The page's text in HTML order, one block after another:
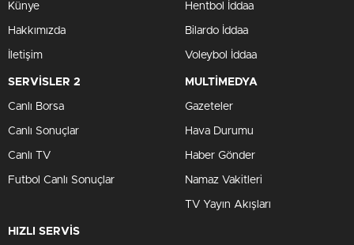
Künye
Hakkımızda
İletişim
Hentbol İddaa
Bilardo İddaa
Voleybol İddaa
SERVİSLER 2
Canlı Borsa
Canlı Sonuçlar
Canlı TV
Futbol Canlı Sonuçlar
MULTİMEDYA
Gazeteler
Hava Durumu
Haber Gönder
Namaz Vakitleri
TV Yayın Akışları
HIZLI SERVİS